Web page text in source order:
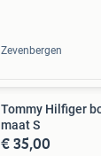
Zevenbergen
Tommy Hilfiger
maat S
€ 35,00